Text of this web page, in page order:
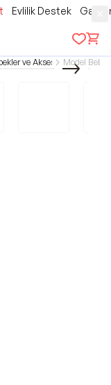
Evlilik Destek
ve AksesuarlarıModel Bebek